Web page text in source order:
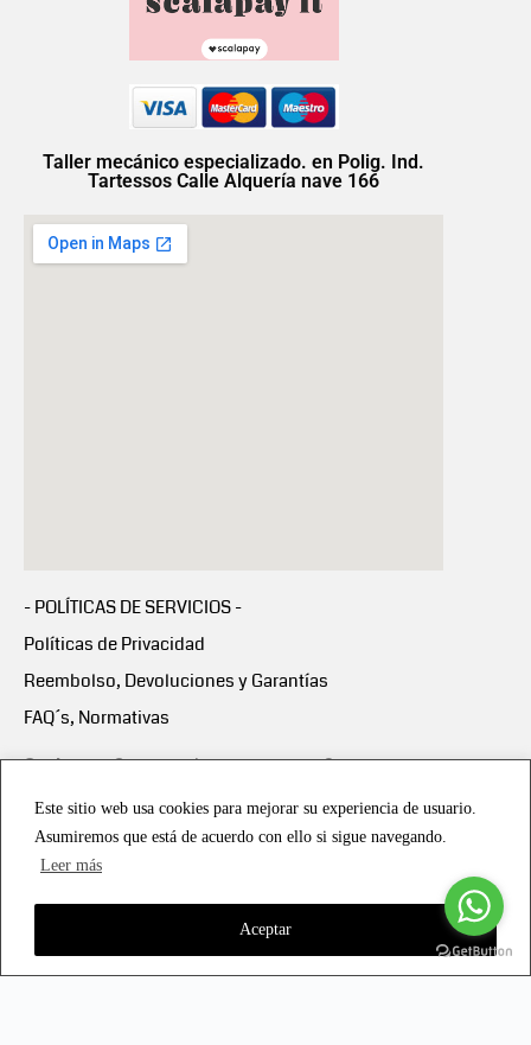
Este sitio web usa cookies para mejorar su experiencia de usuario.
Asumiremos que está de acuerdo con ello si sigue navegando.
Leer más
Aceptar
Taller mecánico especializado. en Polig. Ind.
Tartessos Calle Alquería nave 166
- POLÍTICAS DE SERVICIOS -
Políticas de Privacidad
Reembolso, Devoluciones y Garantías
FAQ´s, Normativas
Scalapay:Compra ahora y paga en 3 cuotas
Scalapay Política Privacidad
Copyright © 2021 all rights reserved - Vialmotor